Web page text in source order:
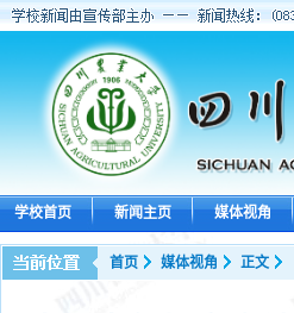
学校首页 新闻主页 媒体视角
首页 媒体视角 正文